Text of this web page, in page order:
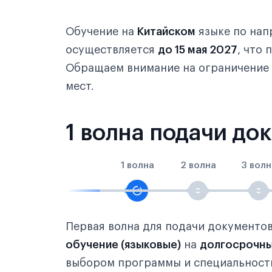
Обучение на Китайском языке по
осуществляется до 15 мая 2027, что
Обращаем внимание на
мест.
1 волна подачи
1 волна 2 волна 3
Первая волна для подачи
обучение (языковые) на
выбором программы и